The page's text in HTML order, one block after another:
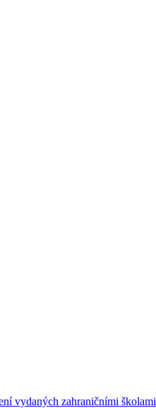
vydaných zahraničními školami